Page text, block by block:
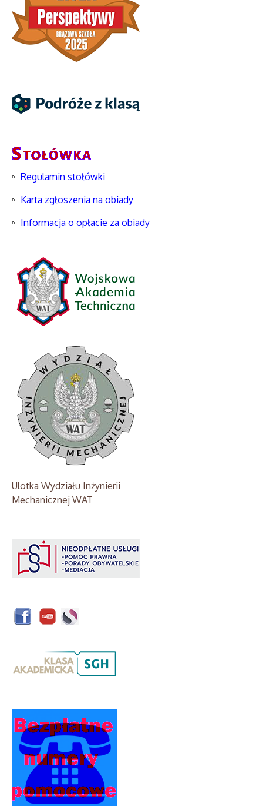
Regulamin stołówki
Karta zgłoszenia na obiady
Informacja o opłacie za obiady
Ulotka Wydziału Inżynierii
Mechanicznej WAT